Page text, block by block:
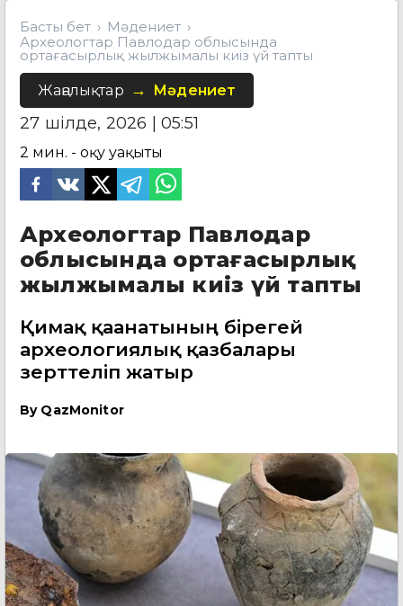
Басты бет
Мәдениет
Археологтар Павлодар облысында
ортағасырлық жылжымалы киіз үй тапты
Жаңалықтар Мәдениет
27 шілде, 2026 | 05:51
2 мин. - оқу уақыты
Археологтар Павлодар
облысында ортағасырлық
жылжымалы киіз үй тапты
Қимақ қағанатының бірегей
археологиялық қазбалары
зерттеліп жатыр
By QazMonitor